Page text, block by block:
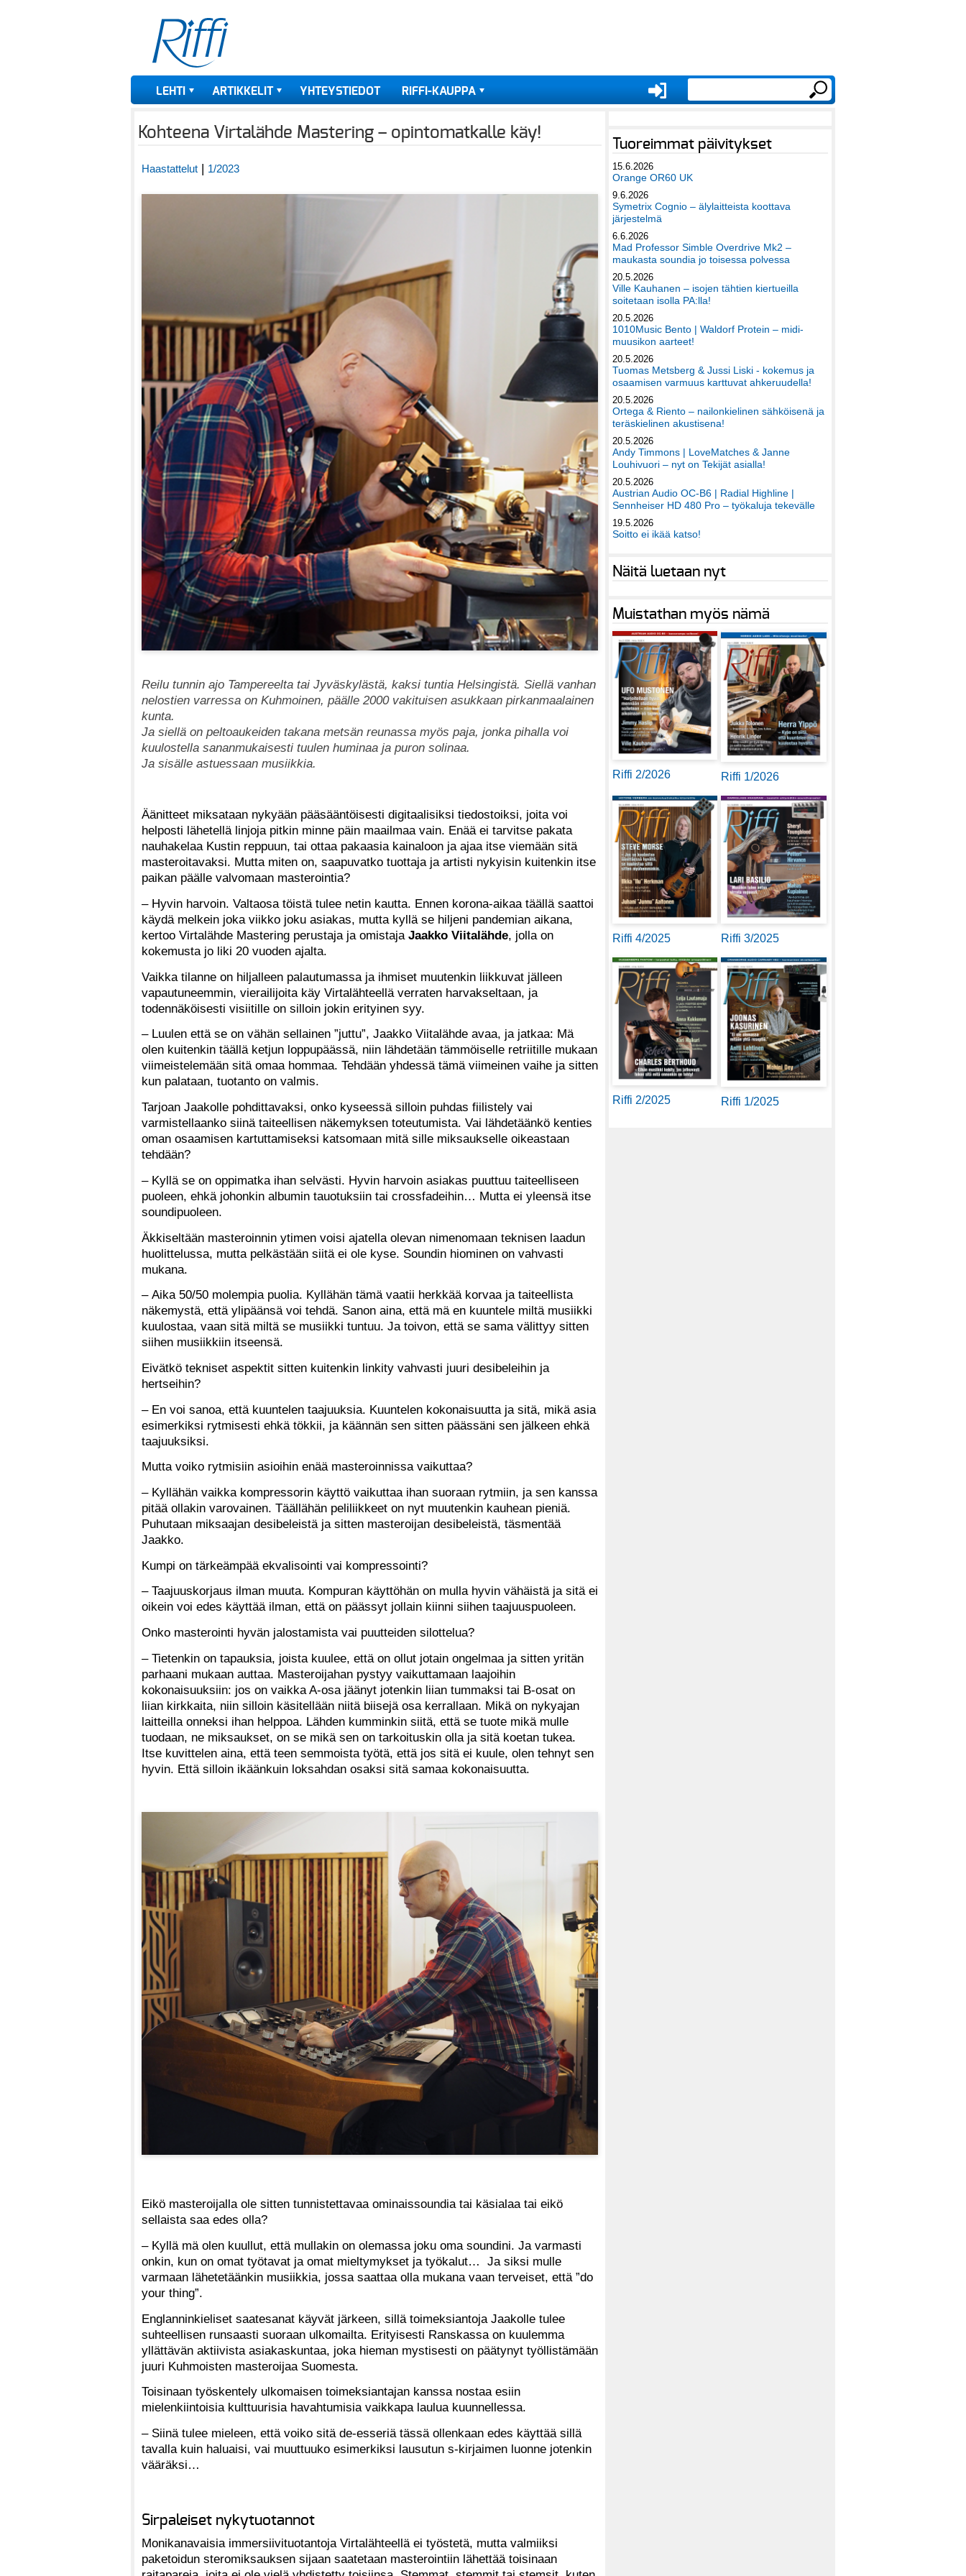
LEHTI ARTIKKELIT YHTEYSTIEDOT RIFFI-KAUPPA
Kohteena Virtalähde Mastering – opintomatkalle käy!
Haastattelut | 1/2023
Reilu tunnin ajo Tampereelta tai Jyväskylästä, kaksi tuntia Helsingistä. Siellä vanhan
nelostien varressa on Kuhmoinen, päälle 2000 vakituisen asukkaan pirkanmaalainen
kunta.
Ja siellä on peltoaukeiden takana metsän reunassa myös paja, jonka pihalla voi
kuulostella sananmukaisesti tuulen huminaa ja puron solinaa.
Ja sisälle astuessaan musiikkia.
Äänitteet miksataan nykyään pääsääntöisesti digitaalisiksi tiedostoiksi, joita voi
helposti lähetellä linjoja pitkin minne päin maailmaa vain. Enää ei tarvitse pakata
nauhakelaa Kustin reppuun, tai ottaa pakaasia kainaloon ja ajaa itse viemään sitä
masteroitavaksi. Mutta miten on, saapuvatko tuottaja ja artisti nykyisin kuitenkin itse
paikan päälle valvomaan masterointia?
– Hyvin harvoin. Valtaosa töistä tulee netin kautta. Ennen korona-aikaa täällä saattoi
käydä melkein joka viikko joku asiakas, mutta kyllä se hiljeni pandemian aikana,
kertoo Virtalähde Mastering perustaja ja omistaja Jaakko Viitalähde, jolla on
kokemusta jo liki 20 vuoden ajalta.
Vaikka tilanne on hiljalleen palautumassa ja ihmiset muutenkin liikkuvat jälleen
vapautuneemmin, vierailijoita käy Virtalähteellä verraten harvakseltaan, ja
todennäköisesti visiitille on silloin jokin erityinen syy.
– Luulen että se on vähän sellainen ”juttu”, Jaakko Viitalähde avaa, ja jatkaa: Mä
olen kuitenkin täällä ketjun loppupäässä, niin lähdetään tämmöiselle retriitille mukaan
viimeistelemään sitä omaa hommaa. Tehdään yhdessä tämä viimeinen vaihe ja sitten
kun palataan, tuotanto on valmis.
Tarjoan Jaakolle pohdittavaksi, onko kyseessä silloin puhdas fiilistely vai
varmistellaanko siinä taiteellisen näkemyksen toteutumista. Vai lähdetäänkö kenties
oman osaamisen kartuttamiseksi katsomaan mitä sille miksaukselle oikeastaan
tehdään?
– Kyllä se on oppimatka ihan selvästi. Hyvin harvoin asiakas puuttuu taiteelliseen
puoleen, ehkä johonkin albumin tauotuksiin tai crossfadeihin… Mutta ei yleensä itse
soundipuoleen.
Äkkiseltään masteroinnin ytimen voisi ajatella olevan nimenomaan teknisen laadun
huolittelussa, mutta pelkästään siitä ei ole kyse. Soundin hiominen on vahvasti
mukana.
– Aika 50/50 molempia puolia. Kyllähän tämä vaatii herkkää korvaa ja taiteellista
näkemystä, että ylipäänsä voi tehdä. Sanon aina, että mä en kuuntele miltä musiikki
kuulostaa, vaan sitä miltä se musiikki tuntuu. Ja toivon, että se sama välittyy sitten
siihen musiikkiin itseensä.
Eivätkö tekniset aspektit sitten kuitenkin linkity vahvasti juuri desibeleihin ja
hertseihin?
– En voi sanoa, että kuuntelen taajuuksia. Kuuntelen kokonaisuutta ja sitä, mikä asia
esimerkiksi rytmisesti ehkä tökkii, ja käännän sen sitten päässäni sen jälkeen ehkä
taajuuksiksi.
Mutta voiko rytmisiin asioihin enää masteroinnissa vaikuttaa?
– Kyllähän vaikka kompressorin käyttö vaikuttaa ihan suoraan rytmiin, ja sen kanssa
pitää ollakin varovainen. Täällähän peliliikkeet on nyt muutenkin kauhean pieniä.
Puhutaan miksaajan desibeleistä ja sitten masteroijan desibeleistä, täsmentää
Jaakko.
Kumpi on tärkeämpää ekvalisointi vai kompressointi?
– Taajuuskorjaus ilman muuta. Kompuran käyttöhän on mulla hyvin vähäistä ja sitä ei
oikein voi edes käyttää ilman, että on päässyt jollain kiinni siihen taajuuspuoleen.
Onko masterointi hyvän jalostamista vai puutteiden silottelua?
– Tietenkin on tapauksia, joista kuulee, että on ollut jotain ongelmaa ja sitten yritän
parhaani mukaan auttaa. Masteroijahan pystyy vaikuttamaan laajoihin
kokonaisuuksiin: jos on vaikka A-osa jäänyt jotenkin liian tummaksi tai B-osat on
liian kirkkaita, niin silloin käsitellään niitä biisejä osa kerrallaan. Mikä on nykyajan
laitteilla onneksi ihan helppoa. Lähden kumminkin siitä, että se tuote mikä mulle
tuodaan, ne miksaukset, on se mikä sen on tarkoituskin olla ja sitä koetan tukea.
Itse kuvittelen aina, että teen semmoista työtä, että jos sitä ei kuule, olen tehnyt sen
hyvin. Että silloin ikäänkuin loksahdan osaksi sitä samaa kokonaisuutta.
Eikö masteroijalla ole sitten tunnistettavaa ominaissoundia tai käsialaa tai eikö
sellaista saa edes olla?
– Kyllä mä olen kuullut, että mullakin on olemassa joku oma soundini. Ja varmasti
onkin, kun on omat työtavat ja omat mieltymykset ja työkalut… Ja siksi mulle
varmaan lähetetäänkin musiikkia, jossa saattaa olla mukana vaan terveiset, että ”do
your thing”.
Englanninkieliset saatesanat käyvät järkeen, sillä toimeksiantoja Jaakolle tulee
suhteellisen runsaasti suoraan ulkomailta. Erityisesti Ranskassa on kuulemma
yllättävän aktiivista asiakaskuntaa, joka hieman mystisesti on päätynyt työllistämään
juuri Kuhmoisten masteroijaa Suomesta.
Toisinaan työskentely ulkomaisen toimeksiantajan kanssa nostaa esiin
mielenkiintoisia kulttuurisia havahtumisia vaikkapa laulua kuunnellessa.
– Siinä tulee mieleen, että voiko sitä de-esseriä tässä ollenkaan edes käyttää sillä
tavalla kuin haluaisi, vai muuttuuko esimerkiksi lausutun s-kirjaimen luonne jotenkin
vääräksi…
Sirpaleiset nykytuotannot
Monikanavaisia immersiivituotantoja Virtalähteellä ei työstetä, mutta valmiiksi
paketoidun steromiksauksen sijaan saatetaan masterointiin lähettää toisinaan
Tuoreimmat päivitykset
15.6.2026
Orange OR60 UK
9.6.2026
Symetrix Cognio – älylaitteista koottava
järjestelmä
6.6.2026
Mad Professor Simble Overdrive Mk2 –
maukasta soundia jo toisessa polvessa
20.5.2026
Ville Kauhanen – isojen tähtien kiertueilla
soitetaan isolla PA:lla!
20.5.2026
1010Music Bento | Waldorf Protein – midi-
muusikon aarteet!
20.5.2026
Tuomas Metsberg & Jussi Liski - kokemus ja
osaamisen varmuus karttuvat ahkeruudella!
20.5.2026
Ortega & Riento – nailonkielinen sähköisenä ja
teräskielinen akustisena!
20.5.2026
Andy Timmons | LoveMatches & Janne
Louhivuori – nyt on Tekijät asialla!
20.5.2026
Austrian Audio OC-B6 | Radial Highline |
Sennheiser HD 480 Pro – työkaluja tekevälle
19.5.2026
Soitto ei ikää katso!
Näitä luetaan nyt
Muistathan myös nämä
Riffi 2/2026 Riffi 1/2026
Riffi 4/2025 Riffi 3/2025
Riffi 2/2025 Riffi 1/2025